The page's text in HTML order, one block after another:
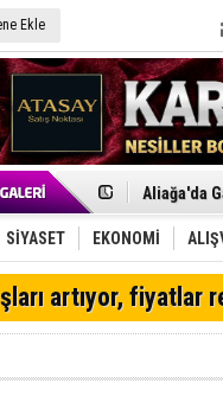
Ekle
Menemen
Furkan
Chp
AK Parti
SOCAR
Trafiği
Alto,
Chp
SİYASET EKONOMİ
artıyor, fiyatlar